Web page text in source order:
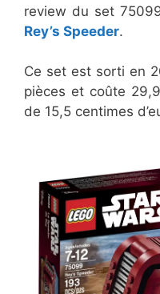
review du set
Rey’s Speeder.
Ce set est sorti en
pièces et coûte
de 15,5 centimes